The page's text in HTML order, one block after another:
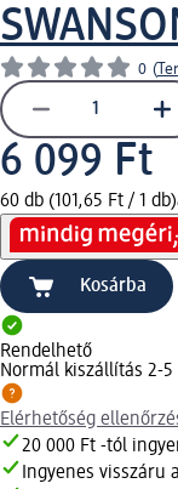
0 (
6 099 Ft
60 db (101,65 Ft / 1 db)
Kosárba
Rendelhető
Normál kiszállítás 2-
Elérhetőség
20 000 Ft -tól
Ingyenes visszáru